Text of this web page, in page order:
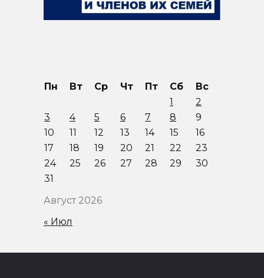
Август 2026
Пн Вт Ср Чт Пт Сб
Вс
1
2
3
4 5 6 7 8
9
10
11 12 13 14 15
16
17
18 19 20 21 22
23
24
25 26 27 28 29
30
31
« Июл